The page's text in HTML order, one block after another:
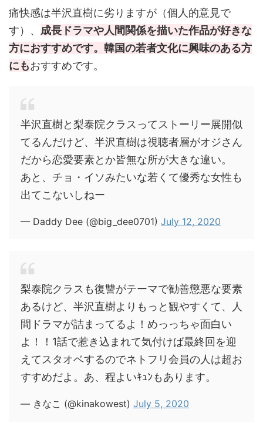
痛快感は半沢直樹に劣りますが（個人的意見で
す）、 成長ドラマや人間関係を描いた作品が好きな
方におすすめです。韓国の若者文化に興味のある方
にもおすすめです。
半沢直樹と梨泰院クラスってストーリー展開似
てるんだけど、半沢直樹は視聴者層がオジさん
だから恋愛要素とか皆無な所が大きな違い。
あと、チョ・イソみたいな若くて優秀な女性も
出てこないしねー
— Daddy Dee (@big_dee0701) July 12, 2020
梨泰院クラスも復讐がテーマで勧善懲悪な要素
あるけど、半沢直樹よりもっと観やすくて、人
間ドラマが詰まってるよ！めっっちゃ面白い
よ！！1話で惹き込まれて気付けば最終回を迎
えてスタオベするのでネトフリ会員の人は超お
すすめだよ。あ、程よいｷｭﾝもあります。
— きなこ (@kinakowest) July 5, 2020